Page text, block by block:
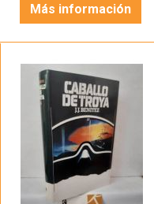
Más información